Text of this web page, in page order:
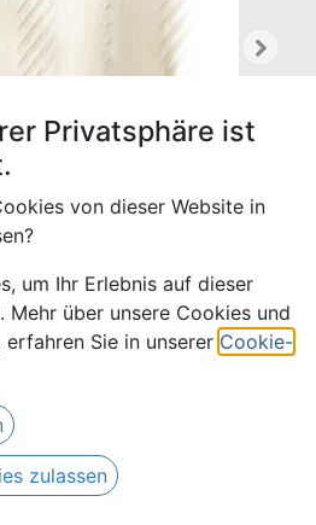
sand
MwSt.
Privatsphäre ist
von dieser Website in
um Ihr Erlebnis auf dieser
Mehr über unsere Cookies und
Sie in unserer Cookie-
zulassen